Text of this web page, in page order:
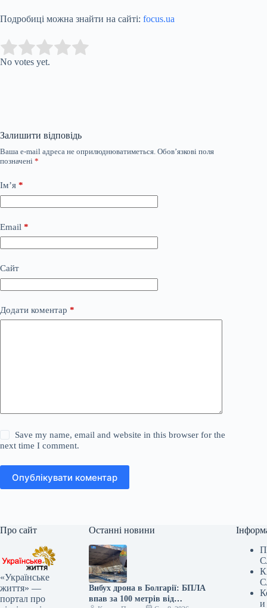
Подробиці можна знайти на сайті: focus.ua
Rate this item:
No votes yet.
Залишити відповідь
Ваша e-mail адреса не оприлюднюватиметься. Обов’язкові поля
позначені *
Ім’я *
Email *
Сайт
Додати коментар *
Save my name, email and website in this browser for the
next time I comment.
Опублікувати коментар
Про сайт
«Українське
життя» —
портал про
Останні новини
Вибух дрона в Болгарії: БПЛА
впав за 100 метрів від
и